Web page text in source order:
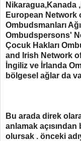
Nikaragua,Kanada
European
Ombudsmanları
Ombudspersons'
Çocuk Hakları
and Irish Network
İngiliz ve İrlanda
bölgesel ağlar da
Bu arada direk
anlamak
olursak . önceki